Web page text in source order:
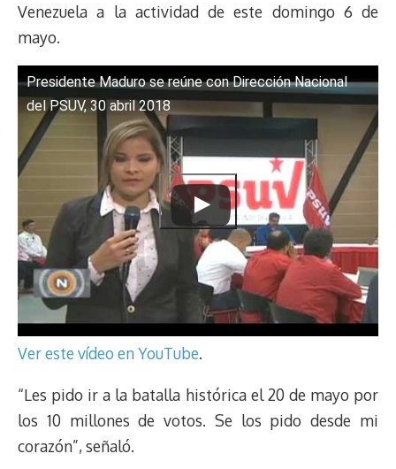
Venezuela a la actividad de este domingo 6 de
mayo.
Presidente Maduro se reúne con Dirección Nacional
del PSUV, 30 abril 2018
Ver este vídeo en YouTube.
“Les pido ir a la batalla histórica el 20 de mayo por
los 10 millones de votos. Se los pido desde mi
corazón”, señaló.